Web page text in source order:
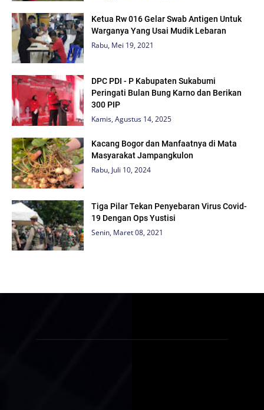
Ketua Rw 016 Gelar Swab Antigen Untuk
Warganya Yang Usai Mudik Lebaran
Rabu, Mei 19, 2021
DPC PDI - P Kabupaten Sukabumi
Peringati Bulan Bung Karno dan Berikan
300 PIP
Kamis, Agustus 14, 2025
Kacang Bogor dan Manfaatnya di Mata
Masyarakat Jampangkulon
Rabu, Juli 10, 2024
Tiga Pilar Tekan Penyebaran Virus Covid-
19 Dengan Ops Yustisi
Senin, Maret 08, 2021